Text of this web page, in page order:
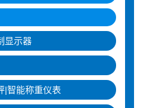
显示器
|智能称重仪表